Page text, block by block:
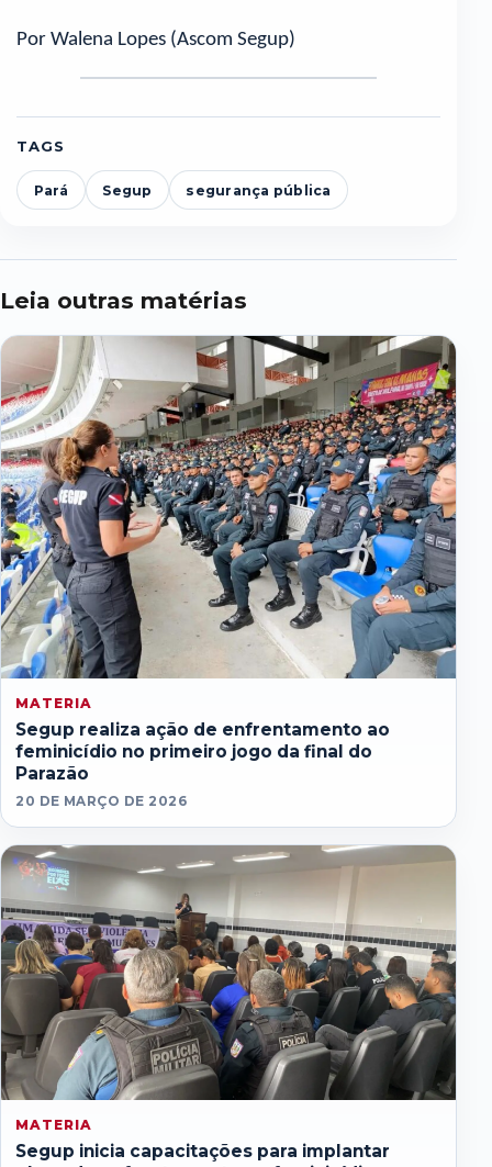
Por Walena Lopes (Ascom Segup)
TAGS
Pará Segup segurança pública
Leia outras matérias
MATERIA
Segup realiza ação de enfrentamento ao
feminicídio no primeiro jogo da final do
Parazão
20 DE MARÇO DE 2026
MATERIA
Segup inicia capacitações para implantar